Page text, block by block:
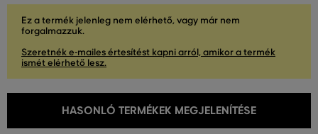
Ez a termék jelenleg nem elérhető, vagy már nem
forgalmazzuk.
Szeretnék e-mailes értesítést kapni arról, amikor a termék
ismét elérhető lesz.
HASONLÓ TERMÉKEK MEGJELENÍTÉSE